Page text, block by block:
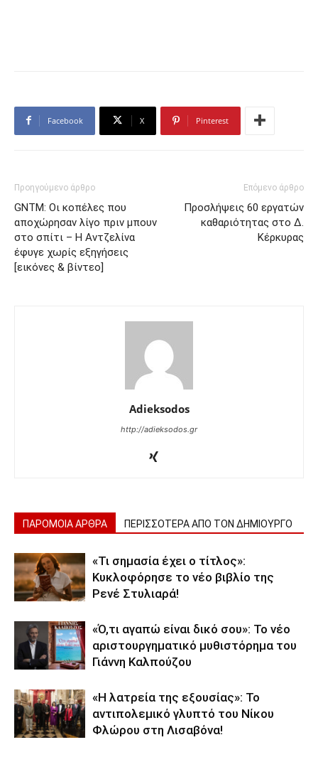
Facebook X Pinterest
Προηγούμενο άρθρο
GNTM: Οι κοπέλες που
αποχώρησαν λίγο πριν μπουν
στο σπίτι – Η Αντζελίνα
έφυγε χωρίς εξηγήσεις
[εικόνες & βίντεο]
Επόμενο άρθρο
Προσλήψεις 60 εργατών
καθαριότητας στο Δ.
Κέρκυρας
Adieksodos
http://adieksodos.gr
ΠΑΡΟΜΟΙΑ ΑΡΘΡΑ ΠΕΡΙΣΣΟΤΕΡΑ ΑΠΟ ΤΟΝ ΔΗΜΙΟΥΡΓΟ
«Τι σημασία έχει ο τίτλος»:
Κυκλοφόρησε το νέο βιβλίο της
Ρενέ Στυλιαρά!
«Ό,τι αγαπώ είναι δικό σου»: Το νέο
αριστουργηματικό μυθιστόρημα του
Γιάννη Καλπούζου
«Η λατρεία της εξουσίας»: Το
αντιπολεμικό γλυπτό του Νίκου
Φλώρου στη Λισαβόνα!